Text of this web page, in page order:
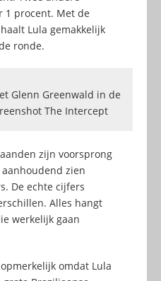
1 procent. Met de
Lula gemakkelijk
ronde.
Glenn Greenwald in de
The Intercept
zijn voorsprong
zien
De echte cijfers
Alles hangt
werkelijk gaan
omdat Lula